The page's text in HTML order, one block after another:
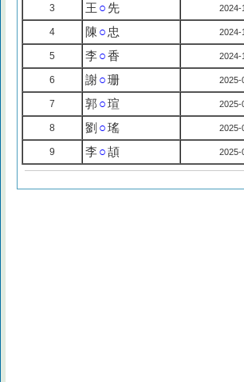
3 王 ○ 先
4 陳 ○ 忠
5 李○香
6 謝○珊
7 郭 ○瑄
8 劉 ○瑤
9 李○頡